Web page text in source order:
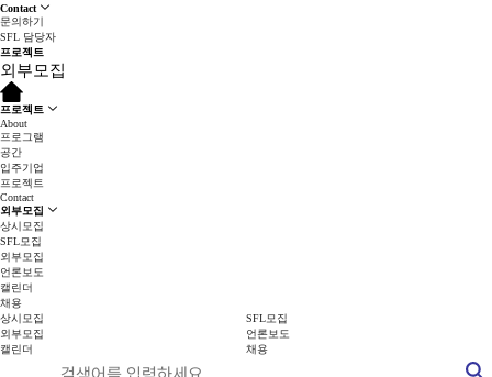
Contact
문의하기
SFL 담당자
프로젝트
외부모집
프로젝트
About
프로그램
공간
입주기업
프로젝트
Contact
외부모집
상시모집
SFL모집
외부모집
언론보도
캘린더
채용
상시모집
SFL모집
외부모집
언론보도
캘린더
채용